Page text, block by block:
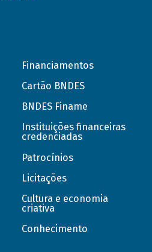
Financiamentos
Cartão BNDES
BNDES Finame
Instituições financeiras
credenciadas
Patrocínios
Licitações
Cultura e economia
criativa
Conhecimento